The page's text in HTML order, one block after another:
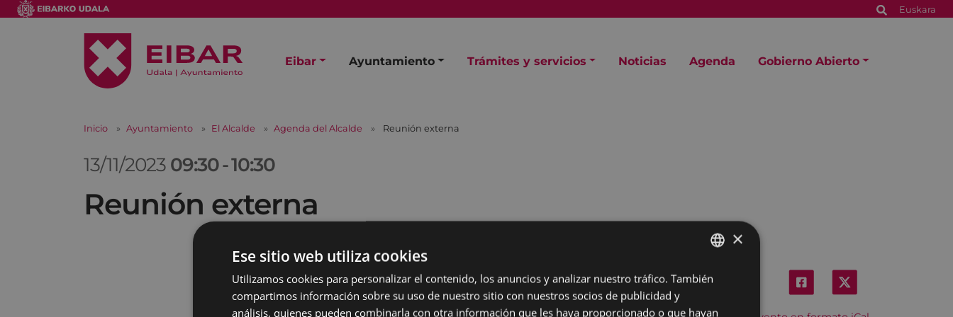
Euskara
Eibar Ayuntamiento Trámites y servicios Noticias Agenda Gobierno Abierto
Inicio Ayuntamiento El Alcalde Agenda del Alcalde Reunión externa
13/11/2023 09:30-10:30
Reunión externa
BASQUE
×
Ese sitio web utiliza cookies
Utilizamos cookies para personalizar el contenido, los anuncios y analizar nuestro tráfico. También
compartimos información sobre su uso de nuestro sitio con nuestros socios de publicidad y
análisis, quienes pueden combinarla con otra información que les haya proporcionado o que hayan